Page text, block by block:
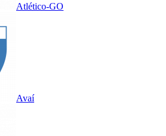
Atlético-GO
Avaí